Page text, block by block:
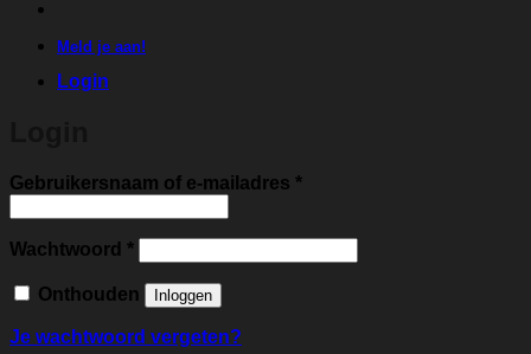
Meld je aan!
Login
Gebruikersnaam of e-mailadres *Vereist
Wachtwoord *Vereist
Onthouden Inloggen
Je wachtwoord vergeten?